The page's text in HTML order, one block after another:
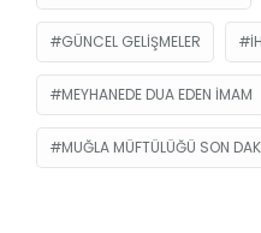
GÜNCEL GELIŞMELER
MEYHANEDE DUA EDEN IMAM
MUĞLA MÜFTÜLÜĞÜ SON